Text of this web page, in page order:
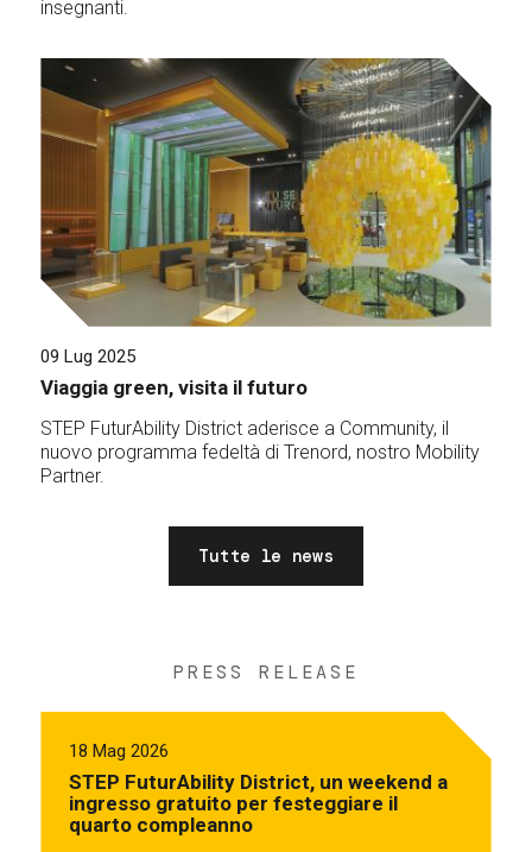
insegnanti.
09 Lug 2025
Viaggia green, visita il futuro
STEP FuturAbility District aderisce a Community, il
nuovo programma fedeltà di Trenord, nostro Mobility
Partner.
Tutte le news
PRESS RELEASE
18 Mag 2026
STEP FuturAbility District, un weekend a
ingresso gratuito per festeggiare il
quarto compleanno